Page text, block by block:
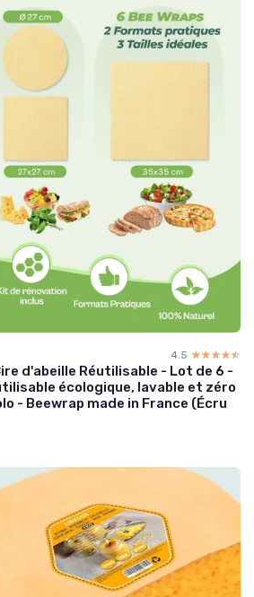
4.5 ☆☆☆☆☆
★★★★★
d'abeille Réutilisable - Lot de 6 -
écologique, lavable et zéro
- Beewrap made in France (Écru